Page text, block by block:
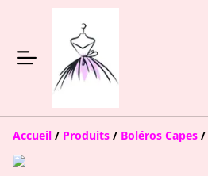
Accueil / Produits / Boléros Capes /